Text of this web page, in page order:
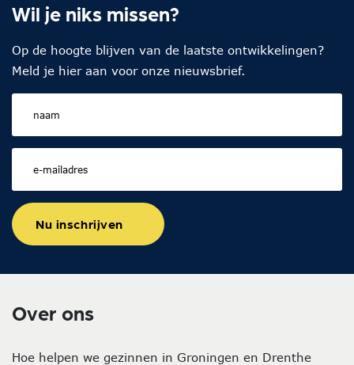
Wil je niks missen?
Op de hoogte blijven van de laatste ontwikkelingen?
Meld je hier aan voor onze nieuwsbrief.
Nu inschrijven
Over ons
Hoe helpen we gezinnen in Groningen en Drenthe